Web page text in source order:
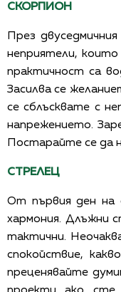
СКОРПИОН
През
неприятели,
практичност са
Засилва се
се сблъсквате с
напрежението.
Постарайте се да
СТРЕЛЕЦ
От първия ден на
хармония. Длъжни
тактични.
спокойствие,
преценявайте